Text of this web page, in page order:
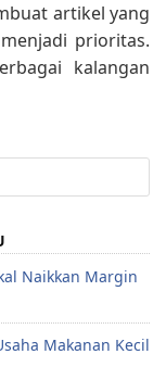
artikel yang
prioritas.
kalangan
Naikkan Margin
Makanan Kecil